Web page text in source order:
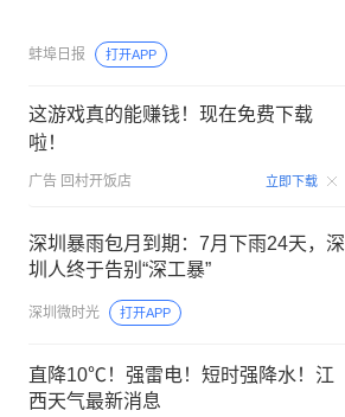
蚌埠日报 打开APP
这游戏真的能赚钱！现在免费下载
啦！
广告 回村开饭店 立即下载
深圳暴雨包月到期：7月下雨24天，深
圳人终于告别“深工暴”
深圳微时光 打开APP
直降10℃！强雷电！短时强降水！江
西天气最新消息